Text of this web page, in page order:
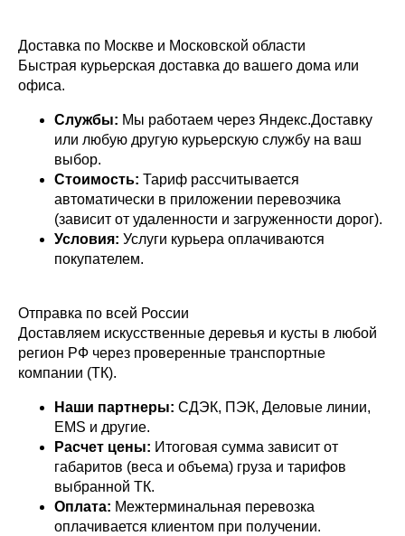
Доставка по Москве и Московской области
Быстрая курьерская доставка до вашего дома или
офиса.
Службы: Мы работаем через Яндекс.Доставку
или любую другую курьерскую службу на ваш
выбор.
Стоимость: Тариф рассчитывается
автоматически в приложении перевозчика
(зависит от удаленности и загруженности дорог).
Условия: Услуги курьера оплачиваются
покупателем.
Отправка по всей России
Доставляем искусственные деревья и кусты в любой
регион РФ через проверенные транспортные
компании (ТК).
Наши партнеры: СДЭК, ПЭК, Деловые линии,
EMS и другие.
Расчет цены: Итоговая сумма зависит от
габаритов (веса и объема) груза и тарифов
выбранной ТК.
Оплата: Межтерминальная перевозка
оплачивается клиентом при получении.